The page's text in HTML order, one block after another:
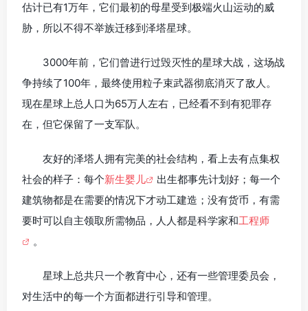
估计已有1万年，它们最初的母星受到极端火山运动的威
胁，所以不得不举族迁移到泽塔星球。
3000年前，它们曾进行过毁灭性的星球大战，这场战
争持续了100年，最终使用粒子束武器彻底消灭了敌人。
现在星球上总人口为65万人左右，已经看不到有犯罪存
在，但它保留了一支军队。
友好的泽塔人拥有完美的社会结构，看上去有点集权
社会的样子：每个新生婴儿
出生都事先计划好；每一个
建筑物都是在需要的情况下才动工建造；没有货币，有需
要时可以自主领取所需物品，人人都是科学家和工程师
。
星球上总共只一个教育中心，还有一些管理委员会，
对生活中的每一个方面都进行引导和管理。